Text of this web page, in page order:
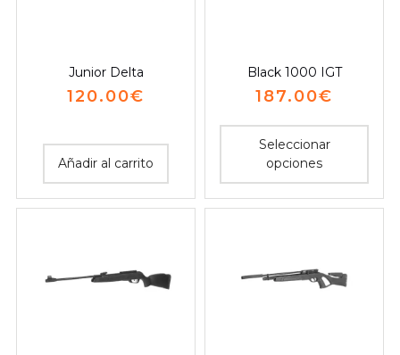
Junior Delta
120.00€
Añadir al carrito
Black 1000 IGT
187.00€
Seleccionar
opciones